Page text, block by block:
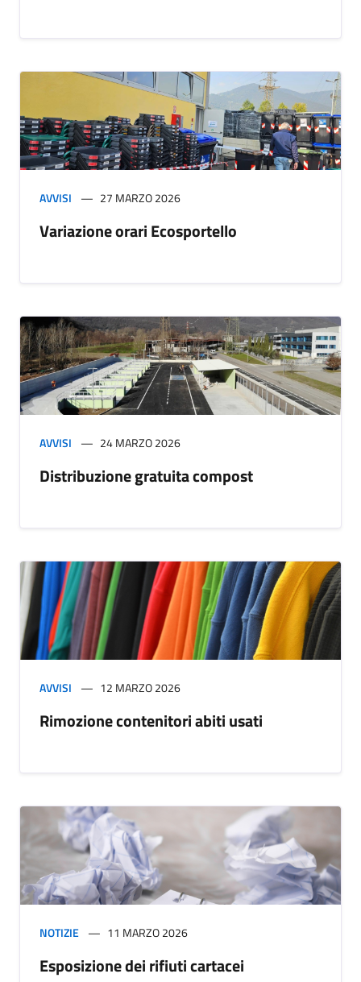
AVVISI 27 MARZO 2026
Variazione orari Ecosportello
AVVISI 24 MARZO 2026
Distribuzione gratuita compost
AVVISI 12 MARZO 2026
Rimozione contenitori abiti usati
NOTIZIE 11 MARZO 2026
Esposizione dei rifiuti cartacei